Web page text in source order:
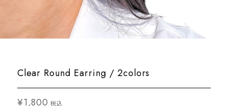
Clear Round Earring / 2colors
¥1,800 税込